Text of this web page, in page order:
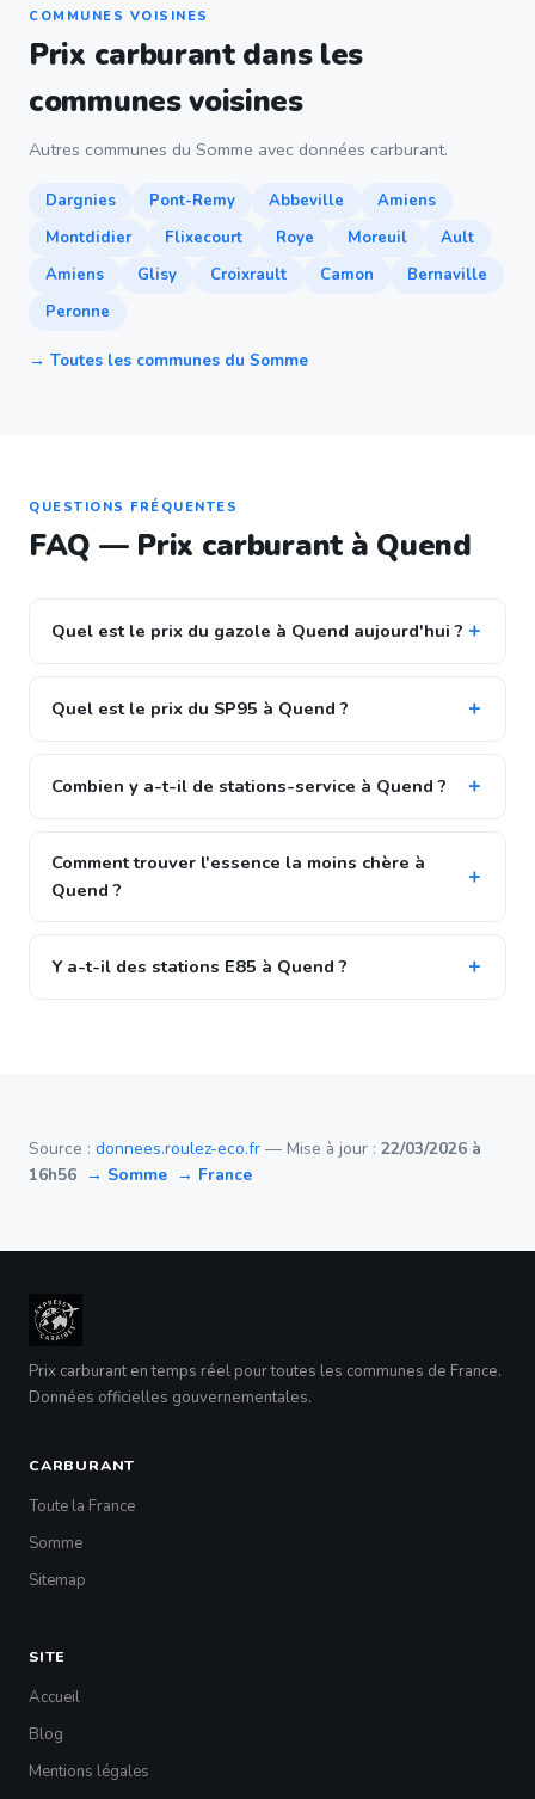
COMMUNES VOISINES
Prix carburant dans les
communes voisines
Autres communes du Somme avec données carburant.
Dargnies Pont-Remy Abbeville
Amiens
Montdidier
Flixecourt Roye Moreuil
Ault
Amiens
Glisy Croixrault Camon
Bernaville
Peronne
→ Toutes les communes du Somme
QUESTIONS FRÉQUENTES
FAQ — Prix carburant à Quend
Quel est le prix du gazole à Quend aujourd'hui ?
Quel est le prix du SP95 à Quend ?
Combien y a-t-il de stations-service à Quend ?
Comment trouver l'essence la moins chère à
Quend ?
Y a-t-il des stations E85 à Quend ?
Source : donnees.roulez-eco.fr — Mise à jour : 22/03/2026 à
16h56 → Somme → France
Prix carburant en temps réel pour toutes les communes de France.
Données officielles gouvernementales.
CARBURANT
Toute la France
Somme
Sitemap
SITE
Accueil
Blog
Mentions légales